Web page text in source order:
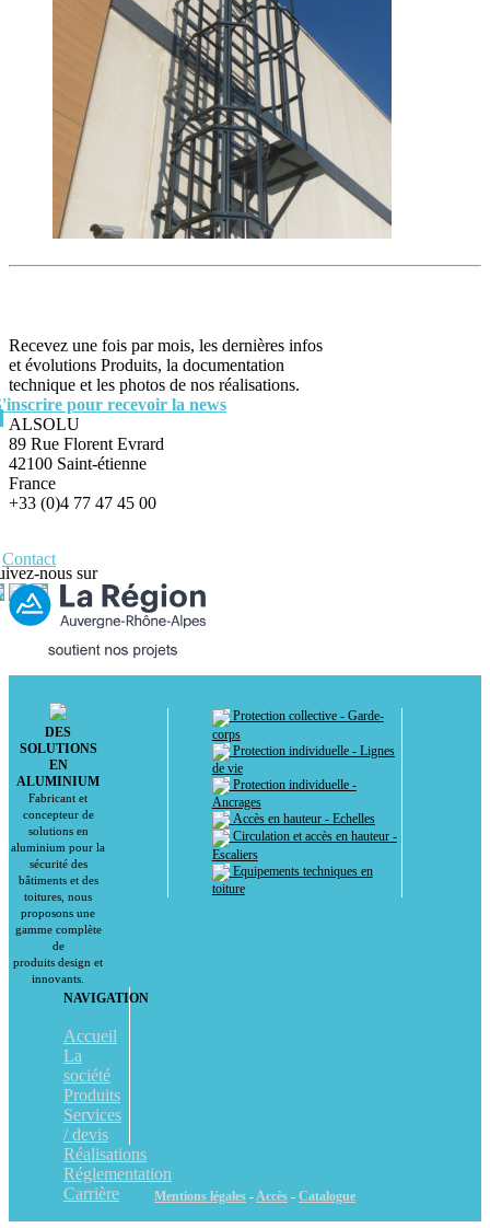
Recevez une fois par mois, les dernières infos
et évolutions Produits, la documentation
technique et les photos de nos réalisations.
pour recevoir la news
ALSOLU
89 Rue Florent Evrard
42100 Saint-étienne
France
+33 (0)4 77 47 45 00
Contact
nous sur
DES
SOLUTIONS
EN
ALUMINIUM
Fabricant et
concepteur de
solutions en
aluminium pour la
sécurité des
bâtiments et des
toitures, nous
proposons une
gamme complète
de
produits design et
innovants.
Protection collective - Garde-
corps
Protection individuelle - Lignes
de vie
Protection individuelle -
Ancrages
Accès en hauteur - Echelles
Circulation et accès en hauteur -
Escaliers
Equipements techniques en
toiture
NAVIGATION
Accueil
La
société
Produits
Services
/ devis
Réalisations
Réglementation
Carrière
Mentions légales -Accès - Catalogue